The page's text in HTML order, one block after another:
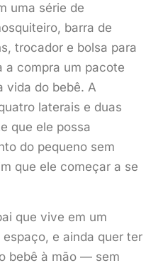
uma série de
barra de
trocador e bolsa para
compra um pacote
vida do bebê. A
laterais e duas
que ele possa
do pequeno sem
que ele começar a se
que vive em um
e ainda quer ter
bebê à mão — sem